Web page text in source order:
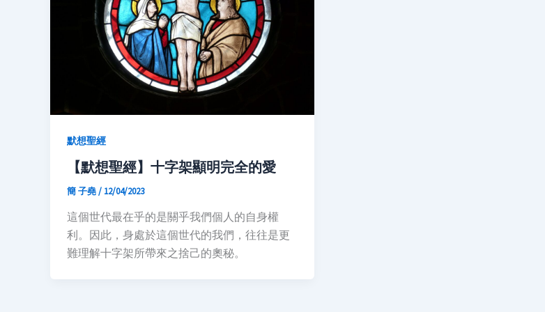
默想聖經
【默想聖經】十字架顯明完全的愛
簡 子堯/ 12/04/2023
這個世代最在乎的是關乎我們個人的自身權
利。因此，身處於這個世代的我們，往往是更
難理解十字架所帶來之捨己的奧秘。